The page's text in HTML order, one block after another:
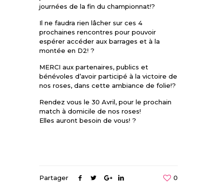
journées de la fin du championnat!?
Il ne faudra rien lâcher sur ces 4
prochaines rencontres pour pouvoir
espérer accéder aux barrages et à la
montée en D2! ?
MERCI aux partenaires, publics et
bénévoles d’avoir participé à la victoire de
nos roses, dans cette ambiance de folie!?
Rendez vous le 30 Avril, pour le prochain
match à domicile de nos roses!
Elles auront besoin de vous! ?
Partager 0